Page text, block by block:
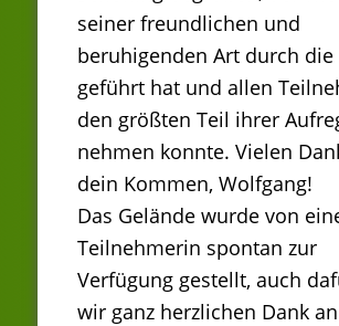
seiner freundlichen und
beruhigenden Art durch
geführt hat und allen
den größten Teil ihrer
nehmen konnte. Vielen
dein Kommen, Wolfgang!
Das Gelände wurde von
Teilnehmerin spontan zur
Verfügung gestellt, auch
wir ganz herzlichen Dank